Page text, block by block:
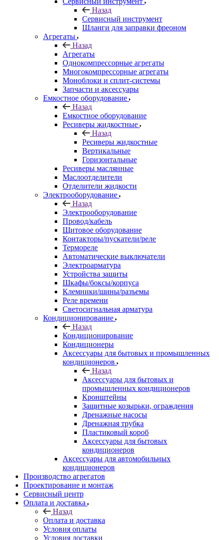
Назад
Сервисный инструмент
Шланги для заправки фреоном
Агрегаты
Назад
Агрегаты
Однокомпрессорные агрегаты
Многокомпрессорные агрегаты
Моноблоки и сплит-системы
Запчасти и аксессуары
Емкостное оборудование
Назад
Емкостное оборудование
Ресиверы жидкостные
Назад
Ресиверы жидкостные
Вертикальные
Горизонтальные
Ресиверы маслянные
Маслоотделители
Отделители жидкости
Электрооборудование
Назад
Электрооборудование
Провод/кабель
Щитовое оборудование
Контакторы/пускатели/реле
Термореле
Автоматические выключатели
Электроарматура
Устройства защиты
Шкафы/боксы/корпуса
Клемники/шины/разъемы
Реле времени
Светосигнальная арматура
Кондиционирование
Назад
Кондиционирование
Кондиционеры
Аксессуары для бытовых и промышленных
кондиционеров
Назад
Аксессуары для бытовых и
промышленных кондиционеров
Кронштейны
Защитные козырьки, ограждения
Дренажные насосы
Дренажная трубка
Пластиковый короб
Аксессуары для бытовых
кондиционеров
Аксессуары для автомобильных
кондиционеров
Производство агрегатов
Проектирование и монтаж
Сервисный центр
Оплата и доставка
Назад
Оплата и доставка
Условия оплаты
Условия доставки